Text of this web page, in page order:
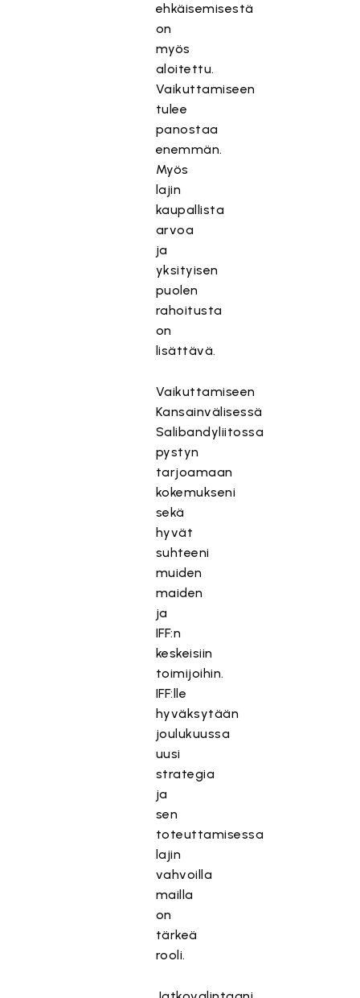
ehkäisemisestä
on
myös
aloitettu.
Vaikuttamiseen
tulee
panostaa
enemmän.
Myös
lajin
kaupallista
arvoa
ja
yksityisen
puolen
rahoitusta
on
lisättävä.
Vaikuttamiseen
Kansainvälisessä
Salibandyliitossa
pystyn
tarjoamaan
kokemukseni
sekä
hyvät
suhteeni
muiden
maiden
ja
IFF:n
keskeisiin
toimijoihin.
IFF:lle
hyväksytään
joulukuussa
uusi
strategia
ja
sen
toteuttamisessa
lajin
vahvoilla
mailla
on
tärkeä
rooli.